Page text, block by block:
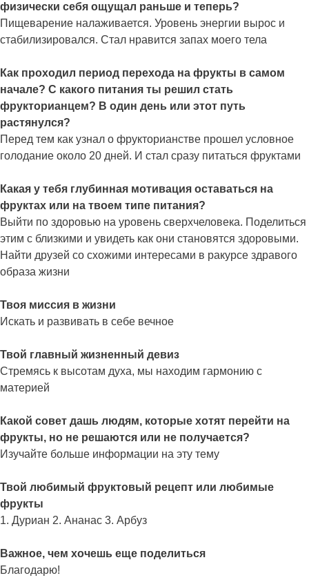
физически себя ощущал раньше и теперь?
Пищеварение налаживается. Уровень энергии вырос и
стабилизировался. Стал нравится запах моего тела
Как проходил период перехода на фрукты в самом
начале? С какого питания ты решил стать
фрукторианцем? В один день или этот путь
растянулся?
Перед тем как узнал о фрукторианстве прошел условное
голодание около 20 дней. И стал сразу питаться фруктами
Какая у тебя глубинная мотивация оставаться на
фруктах или на твоем типе питания?
Выйти по здоровью на уровень сверхчеловека. Поделиться
этим с близкими и увидеть как они становятся здоровыми.
Найти друзей со схожими интересами в ракурсе здравого
образа жизни
Твоя миссия в жизни
Искать и развивать в себе вечное
Твой главный жизненный девиз
Стремясь к высотам духа, мы находим гармонию с
материей
Какой совет дашь людям, которые хотят перейти на
фрукты, но не решаются или не получается?
Изучайте больше информации на эту тему
Твой любимый фруктовый рецепт или любимые
фрукты
1. Дуриан 2. Ананас 3. Арбуз
Важное, чем хочешь еще поделиться
Благодарю!